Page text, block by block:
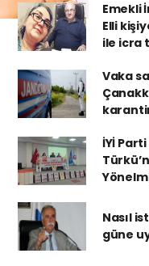
Emekli
Elli
ile icra
Vaka
İYİ Parti
Nasıl
güne